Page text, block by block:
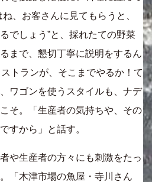
、お客さんに見てもらうと、
でしょう”と、採れたての野菜
まで、懇切丁寧に説明をするん
トランが、そこまでやるか！て
ワゴンを使うスタイルも、ナデ
そ。「生産者の気持ちや、その
すから」と話す。
や生産者の方々にも刺激をたっ
「木津市場の魚屋・寺川さん